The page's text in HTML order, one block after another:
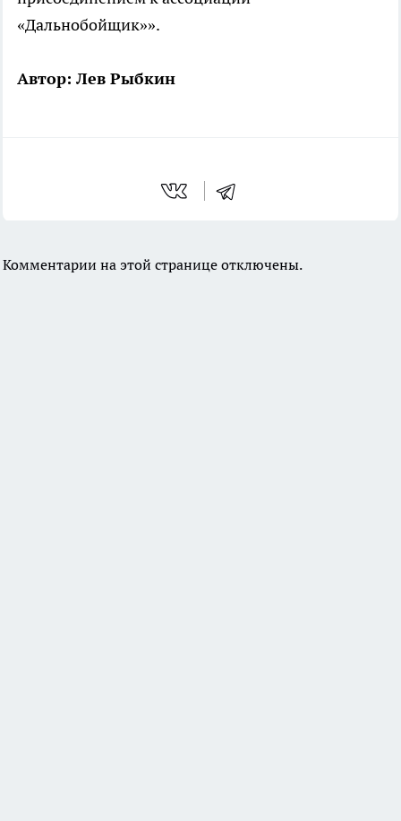
«Дальнобойщик»».
Автор: Лев Рыбкин
Комментарии на этой странице отключены.